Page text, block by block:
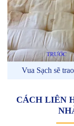
Vua Sạch sẽ
CÁCH LIÊN